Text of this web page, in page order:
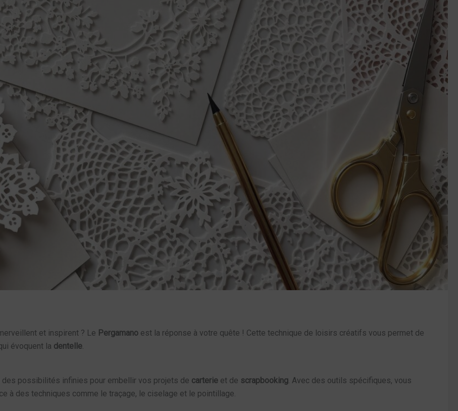
et inspirent ? Le Pergamano est la réponse à votre quête ! Cette technique de loisirs créatifs vous permet de
évoquent la dentelle.
possibilités infinies pour embellir vos projets de carterie et de scrapbooking . Avec des outils spécifiques, vous
à des techniques comme le traçage, le ciselage et le pointillage.